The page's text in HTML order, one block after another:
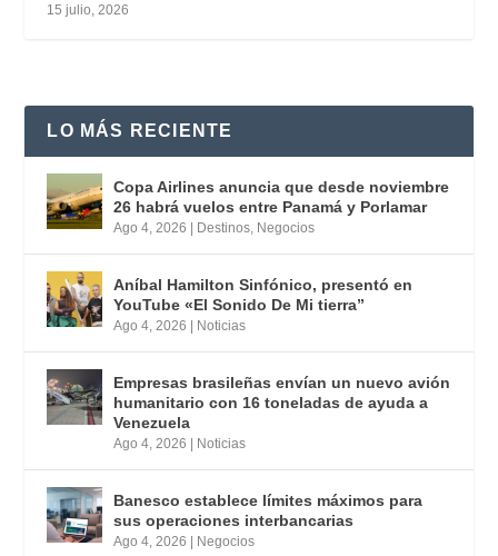
15 julio, 2026
LO MÁS RECIENTE
Copa Airlines anuncia que desde noviembre
26 habrá vuelos entre Panamá y Porlamar
Ago 4, 2026 | Destinos, Negocios
Aníbal Hamilton Sinfónico, presentó en
YouTube «El Sonido De Mi tierra”
Ago 4, 2026 | Noticias
Empresas brasileñas envían un nuevo avión
humanitario con 16 toneladas de ayuda a
Venezuela
Ago 4, 2026 | Noticias
Banesco establece límites máximos para
sus operaciones interbancarias
Ago 4, 2026 | Negocios